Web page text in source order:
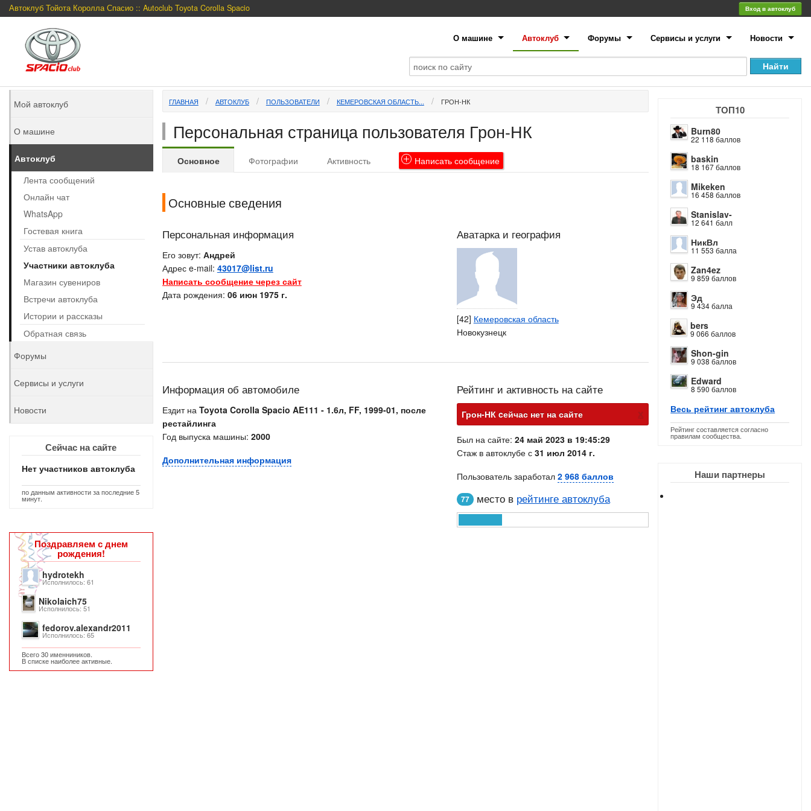
Автоклуб Тойота Королла Спасио :: Autoclub Toyota Corolla Spacio Вход в автоклуб
О машине Автоклуб Форумы Сервисы и услуги Новости
ТОП10
Burn80
22 118 баллов
baskin
18 167 баллов
Mikeken
16 458 баллов
Stanislav-
12 641 балл
НикВл
11 553 балла
Zan4ez
9 859 баллов
Эд
9 434 балла
bers
9 066 баллов
Shon-gin
9 038 баллов
Edward
8 590 баллов
Весь рейтинг автоклуба
Рейтинг составляется согласно
правилам сообщества.
Наши партнеры
ГЛАВНАЯ АВТОКЛУБ ПОЛЬЗОВАТЕЛИ КЕМЕРОВСКАЯ ОБЛАСТЬ... ГРОН-НК
Персональная страница пользователя Грон-НК
Основное Фотографии Активность Написатьсообщение
Основные сведения
Персональная информация
Его зовут: Андрей
Адрес e-mail: 43017@list.ru
Написать сообщение через сайт
Дата рождения: 06 июн 1975 г.
Аватарка и география
[42] Кемеровская область
Новокузнецк
Информация об автомобиле
Ездит на Toyota Corolla Spacio AE111 - 1.6л, FF, 1999-01, после
рестайлинга
Год выпуска машины: 2000
Дополнительная информация
Рейтинг и активность на сайте
Грон-НК cейчас нет на сайте х
Был на сайте: 24 май 2023 в 19:45:29
Стаж в автоклубе с 31 июл 2014 г.
Пользователь заработал 2 968 баллов
77 место в рейтинге автоклуба
Мой автоклуб
О машине
Автоклуб
Лента сообщений
Онлайн чат
WhatsApp
Гостевая книга
Устав автоклуба
Участники автоклуба
Магазин сувениров
Встречи автоклуба
Истории и рассказы
Обратная связь
Форумы
Сервисы и услуги
Новости
Сейчас на сайте
Нет участников автоклуба
по данным активности за последние 5
минут.
Поздравляем с днем
рождения!
hydrotekh
Исполнилось: 61
Nikolaich75
Исполнилось: 51
fedorov.alexandr2011
Исполнилось: 65
Всего 30 именниников.
В списке наиболее активные.